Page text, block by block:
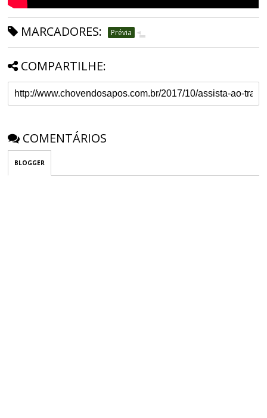
MARCADORES: Prévia
COMPARTILHE:
COMENTÁRIOS
BLOGGER